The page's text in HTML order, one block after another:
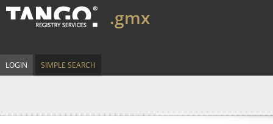
.gmx
LOGIN SIMPLE SEARCH